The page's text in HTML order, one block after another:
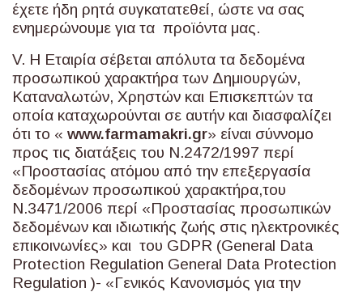
έχετε ήδη ρητά συγκατατεθεί, ώστε να σας
ενημερώνουμε για τα προϊόντα μας.
V. Η Εταιρία σέβεται απόλυτα τα δεδομένα
προσωπικού χαρακτήρα των Δημιουργών,
Καταναλωτών, Χρηστών και Επισκεπτών τα
οποία καταχωρούνται σε αυτήν και διασφαλίζει
ότι το « www.farmamakri.gr» είναι σύννομο
προς τις διατάξεις του Ν.2472/1997 περί
«Προστασίας ατόμου από την επεξεργασία
δεδομένων προσωπικού χαρακτήρα,του
Ν.3471/2006 περί «Προστασίας προσωπικών
δεδομένων και ιδιωτικής ζωής στις ηλεκτρονικές
επικοινωνίες» και του GDPR (General Data
Protection Regulation General Data Protection
Regulation )- «Γενικός Κανονισμός για την